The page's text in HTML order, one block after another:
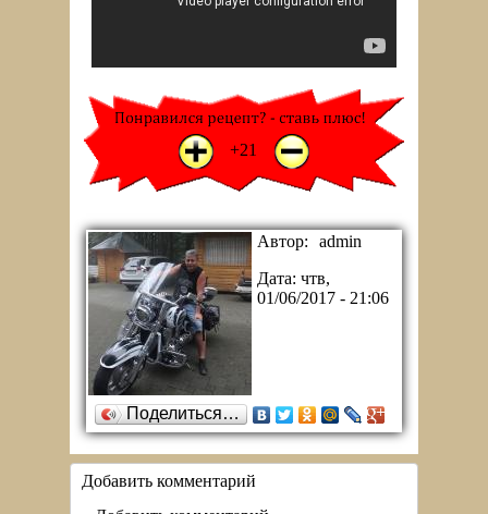
+1
+21 -1
Автор:
admin
Дата: чтв,
01/06/2017 - 21:06
Поделиться…
Добавить комментарий